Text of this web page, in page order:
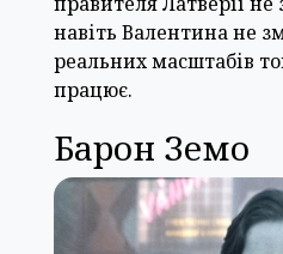
навіть Валентина не
реальних масштабів
працює.
Барон Земо